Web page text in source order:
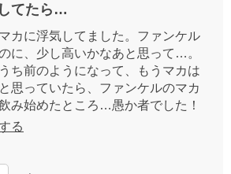
てたら…
カに浮気してました。ファンケル
に、少し高いかなあと思って…。
ち前のようになって、もうマカは
思っていたら、ファンケルのマカ
み始めたところ…愚か者でした！
ました。もう絶対に続けます！！
る